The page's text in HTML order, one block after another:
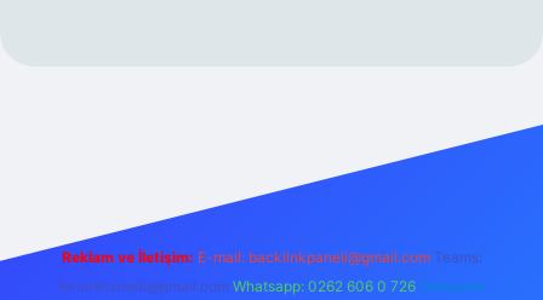
Reklam ve İletişim: E-mail: backlinkpaneli@gmail.com Teams:
forumhizmeti@gmail.com Whatsapp: 0262 606 0 726 Telegram: